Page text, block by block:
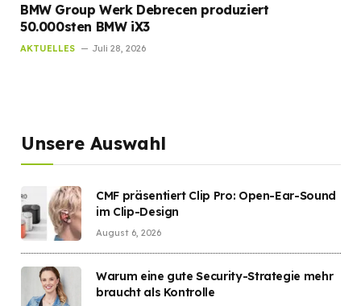
BMW Group Werk Debrecen produziert
50.000sten BMW iX3
AKTUELLES Juli 28, 2026
Unsere Auswahl
CMF präsentiert Clip Pro: Open-Ear-Sound
im Clip-Design
August 6, 2026
Warum eine gute Security-Strategie mehr
braucht als Kontrolle